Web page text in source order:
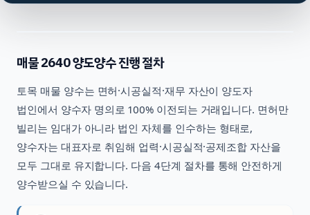
매물2640양도양수 진행 절차
토목 매물 양수는 면허·시공실적·재무 자산이 양도자
법인에서 양수자 명의로 100% 이전되는 거래입니다. 면허만
빌리는 임대가 아니라 법인 자체를 인수하는 형태로,
양수자는 대표자로 취임해 업력·시공실적·공제조합 자산을
모두 그대로 유지합니다. 다음 4단계 절차를 통해 안전하게
양수받으실 수 있습니다.